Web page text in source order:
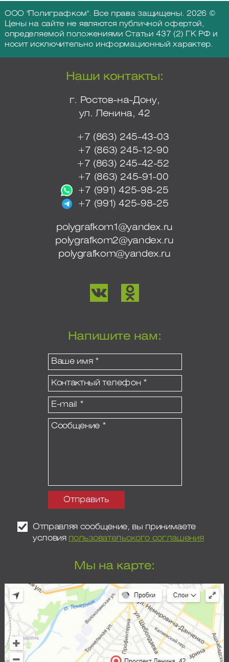
ООО "Полиграфком". Все права защищены. 2026 ©
Цены на сайте не являются публичной офертой,
определяемой положениями Статьи 437 (2) ГК РФ и
носит исключительно информационный характер.
Наши контакты:
г. Ростов-на-Дону,
ул. Ленина, 42
+7 (863) 245-43-03
+7 (863) 245-12-90
+7 (863) 245-42-52
+7 (863) 245-91-00
+7 (991) 425-98-25
+7 (991) 425-98-25
polygrafkom1@yandex.ru
polygrafkom2@yandex.ru
polygrafkom@yandex.ru
Напишите нам:
Отправляя сообщение, вы принимаете
условия пользовательского соглашения
Мы на карте: